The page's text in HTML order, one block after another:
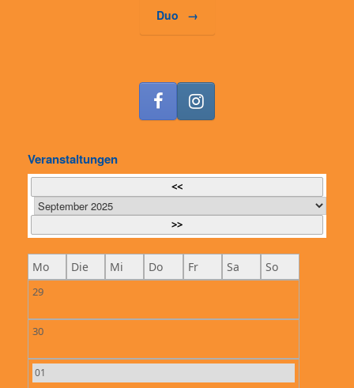
Duo →
Veranstaltungen
<<
>>
Mo Die Mi Do Fr Sa So
29
30
01